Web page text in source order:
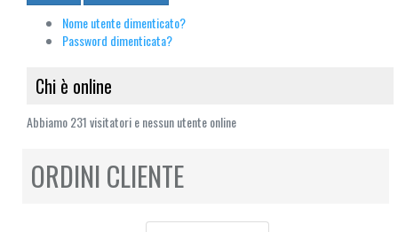
Nome utente dimenticato?
Password dimenticata?
Chi è online
Abbiamo 231 visitatori e nessun utente online
ORDINI CLIENTE